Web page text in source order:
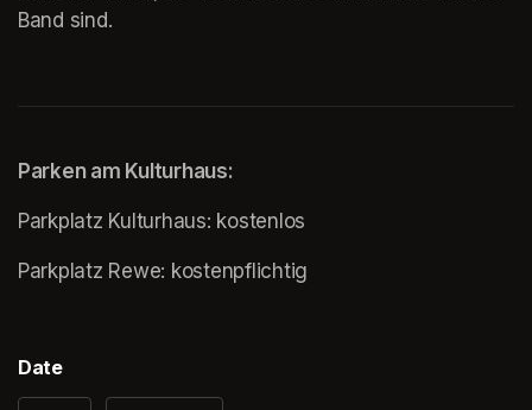
Band sind.
Parken am Kulturhaus:
Parkplatz Kulturhaus: kostenlos
(opens in a new tab)
Parkplatz Rewe: kostenpflichtig
Date